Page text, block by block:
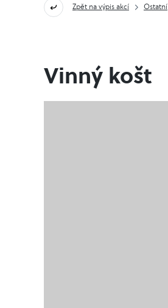
Zpět na výpis akcí Ostatní
Vinný košt